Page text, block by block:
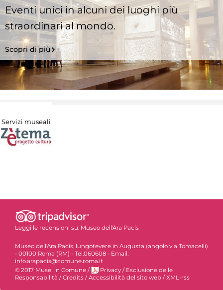
Eventi unici in alcuni dei luoghi più
straordinari al mondo.
Scopri di più
Servizi museali
Leggi le recensioni su: Museo dell'Ara Pacis
Museo dell'Ara Pacis, lungotevere in Augusta (angolo via Tomacelli)
- 00100 Roma (RM) - Tel.060608 - Email:
info.arapacis@comune.roma.it
© 2017 Musei in Comune / Privacy / Esclusione delle
Responsabilità / Credits / Accessibilità del sito web / XML-rss